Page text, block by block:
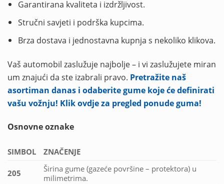
Garantirana kvaliteta i izdržljivost.
Stručni savjeti i podrška kupcima.
Brza dostava i jednostavna kupnja s nekoliko klikova.
Vaš automobil zaslužuje najbolje – i vi zaslužujete miran
um znajući da ste izabrali pravo. Pretražite naš
asortiman danas i odaberite gume koje će definirati
vašu vožnju! Klik ovdje za pregled ponude guma!
Osnovne oznake
SIMBOL ZNAČENJE
205
Širina gume (gazeće površine – protektora) u
milimetrima.